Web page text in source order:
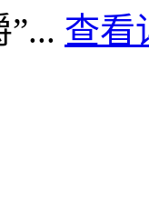
查看